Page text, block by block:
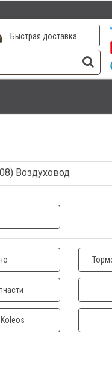
Быстрая доставка
Воздуховод